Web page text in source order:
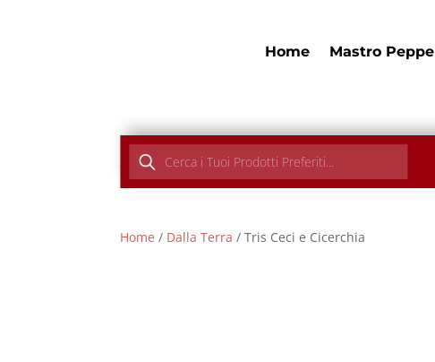
Home Mastro Peppe
Products
search
Home / Dalla Terra / Tris Ceci e Cicerchia